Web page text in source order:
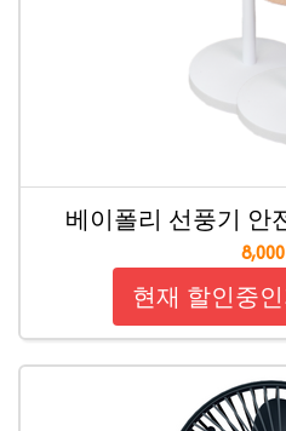
베이폴리 선풍기 안
현재 할인중